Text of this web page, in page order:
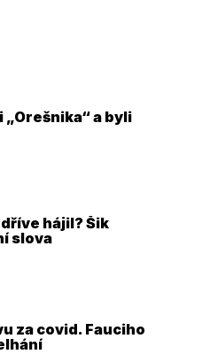
a byli
hájil? Šik
slova
za covid. Fauciho